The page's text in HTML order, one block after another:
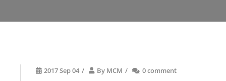
2017 Sep 04 / By MCM / 0 comment